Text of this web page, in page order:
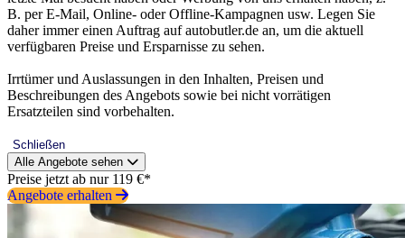
B. per E-Mail, Online- oder Offline-Kampagnen usw. Legen Sie
daher immer einen Auftrag auf autobutler.de an, um die aktuell
verfügbaren Preise und Ersparnisse zu sehen.
Irrtümer und Auslassungen in den Inhalten, Preisen und
Beschreibungen des Angebots sowie bei nicht vorrätigen
Ersatzteilen sind vorbehalten.
Schließen
Alle Angebote sehen
Preise jetzt ab nur 119 €*
Angebote erhalten